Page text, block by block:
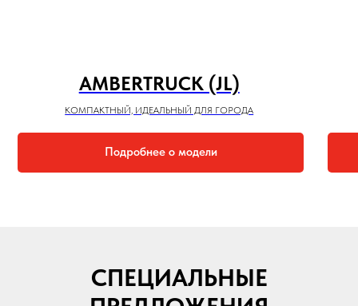
AMBERTRUCK (JL)
КОМПАКТНЫЙ, ИДЕАЛЬНЫЙ ДЛЯ ГОРОДА
Подробнее о модели
СПЕЦИАЛЬНЫЕ